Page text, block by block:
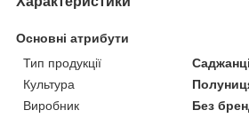
Основні атрибути
Тип продукції
Саджанці
Культура
Виробник
Без